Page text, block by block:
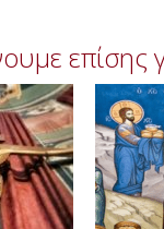
επίσης